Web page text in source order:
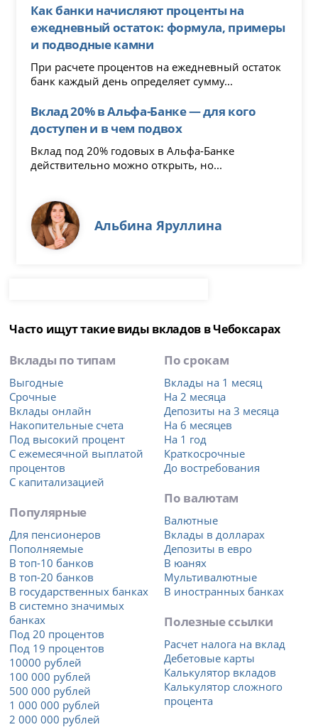
Как банки начисляют проценты на
ежедневный остаток: формула, примеры
и подводные камни
При расчете процентов на ежедневный остаток
банк каждый день определяет сумму...
Вклад 20% в Альфа-Банке — для кого
доступен и в чем подвох
Вклад под 20% годовых в Альфа-Банке
действительно можно открыть, но...
Альбина Яруллина
Часто ищут такие виды вкладов в Чебоксарах
Вклады по типам
Выгодные
Срочные
Вклады онлайн
Накопительные счета
Под высокий процент
С ежемесячной выплатой
процентов
С капитализацией
Популярные
Для пенсионеров
Пополняемые
В топ-10 банков
В топ-20 банков
В государственных банках
В системно значимых
банках
Под 20 процентов
Под 19 процентов
10000 рублей
100 000 рублей
500 000 рублей
1 000 000 рублей
2 000 000 рублей
По срокам
Вклады на 1 месяц
На 2 месяца
Депозиты на 3 месяца
На 6 месяцев
На 1 год
Краткосрочные
До востребования
По валютам
Валютные
Вклады в долларах
Депозиты в евро
В юанях
Мультивалютные
В иностранных банках
Полезные ссылки
Расчет налога на вклад
Дебетовые карты
Калькулятор вкладов
Калькулятор сложного
процента